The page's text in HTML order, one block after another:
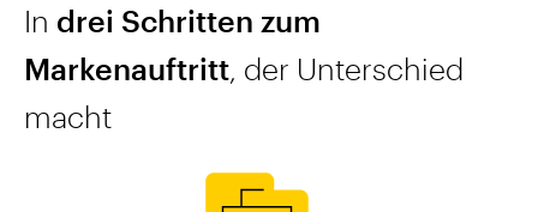
In drei Schritten zum
Markenauftritt , der Unterschied
macht